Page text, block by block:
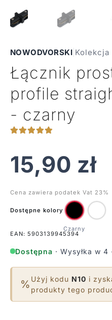
NOWODVORSKI
Łącznik
profile
- czarny
15,90 zł
Cena zawiera podatek Vat 23%
Dostępne kolory
EAN: 5903139945394
Dostępna · Wysyłka w
% Użyj kodu N10 i
produkty tego